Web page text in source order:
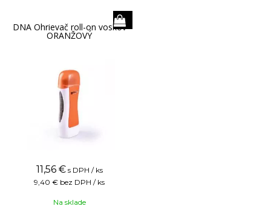
DNA Ohrievač roll-on voskov
ORANŽOVÝ
11,56 € s DPH / ks
9,40 € bez DPH / ks
Na sklade